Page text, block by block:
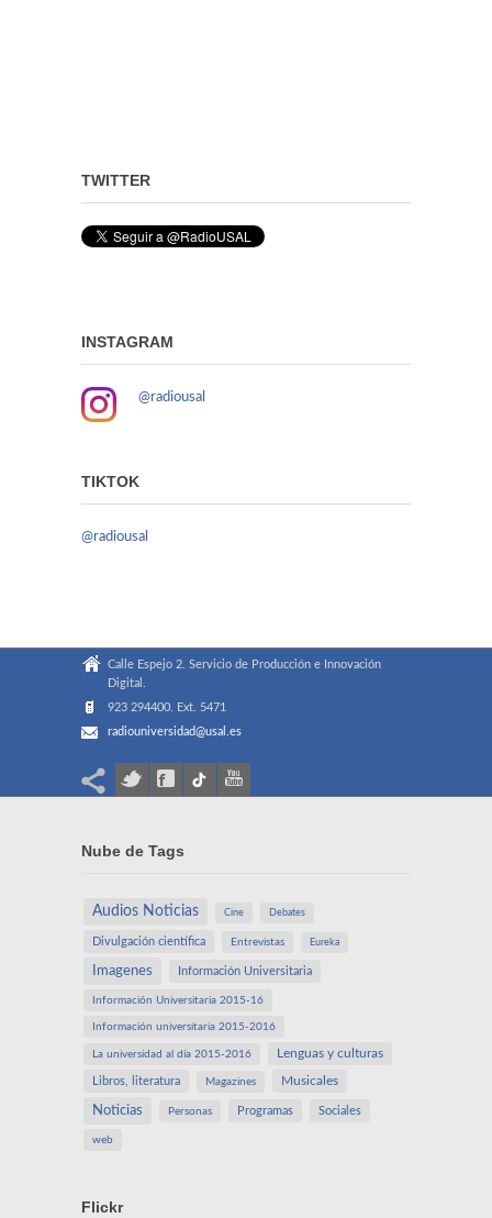
TWITTER
INSTAGRAM
@radiousal
TIKTOK
@radiousal
Calle Espejo 2. Servicio de Producción e Innovación
Digital.
923 294400. Ext. 5471
radiouniversidad@usal.es
Nube de Tags
Audios Noticias Cine Debates
Divulgación científica Entrevistas Eureka
Imagenes Información Universitaria
Información Universitaria 2015-16
Información universitaria 2015-2016
La universidad al día 2015-2016 Lenguas y culturas
Libros, literatura Magazines Musicales
Noticias Personas Programas Sociales
web
Flickr